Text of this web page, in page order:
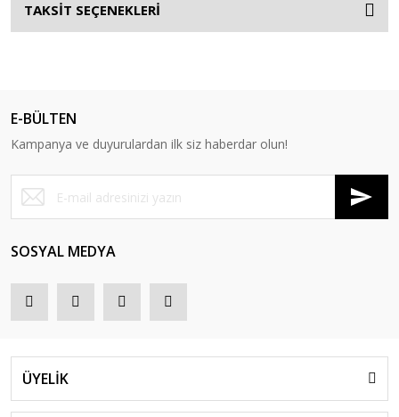
TAKSİT SEÇENEKLERİ
E-BÜLTEN
Kampanya ve duyurulardan ilk siz haberdar olun!
SOSYAL MEDYA
ÜYELİK